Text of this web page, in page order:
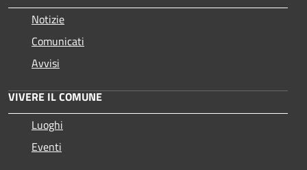
Notizie
Comunicati
Avvisi
VIVERE IL COMUNE
Luoghi
Eventi